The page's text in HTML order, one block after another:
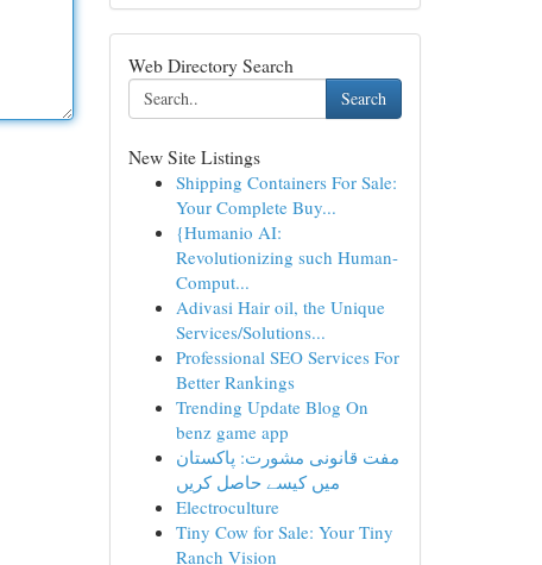
Web Directory Search
Search
New Site Listings
Shipping Containers For Sale:
Your Complete Buy...
{Humanio AI:
Revolutionizing such Human-
Comput...
Adivasi Hair oil, the Unique
Services/Solutions...
Professional SEO Services For
Better Rankings
Trending Update Blog On
benz game app
مفت قانونی مشورت: پاکستان
میں کیسے حاصل کریں
Electroculture
Tiny Cow for Sale: Your Tiny
Ranch Vision